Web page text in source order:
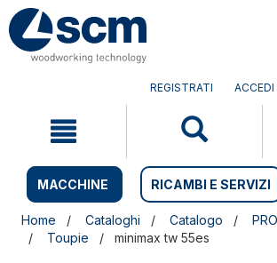
Salta
contenuto
Salta
menu
REGISTRATI ACCEDI
MACCHINE RICAMBI E SERVIZI
Home Cataloghi Catalogo
Toupie
minimax tw 55es